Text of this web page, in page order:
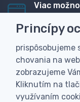
Viac
dobierku
Vyrobíme
Skúsenosť
Široký
Princípy
prispôsobujeme
chovania na
zobrazujeme
Kliknutím na
využívaním